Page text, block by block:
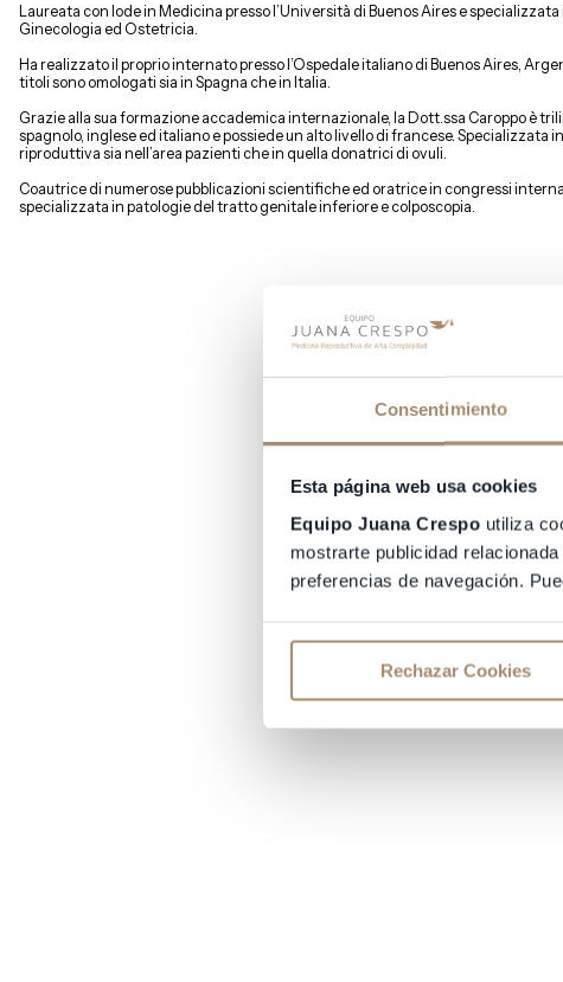
Consentimiento
Esta página web usa cookies
Equipo Juana Crespo utiliza
mostrarte publicidad
preferencias de navegación.
Rechazar Cookies
Laureata con lode in Medicina presso l’Università di Buenos Aires e specializzata
Ginecologia ed Ostetricia.
Ha realizzato il proprio internato presso l’Ospedale italiano di Buenos Aires,
titoli sono omologati sia in Spagna che in Italia.
Grazie alla sua formazione accademica internazionale, la Dott.ssa Caroppo è
spagnolo, inglese ed italiano e possiede un alto livello di francese. Specializzata
riproduttiva sia nell’area pazienti che in quella donatrici di ovuli.
Coautrice di numerose pubblicazioni scientifiche ed oratrice in congressi
specializzata in patologie del tratto genitale inferiore e colposcopia.